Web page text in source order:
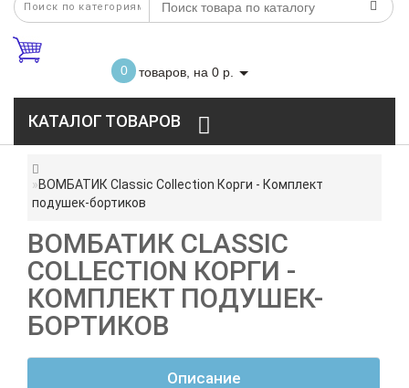
0 товаров, на 0 р.
КАТАЛОГ ТОВАРОВ
ВОМБАТИК Classic Collection Корги - Комплект
подушек-бортиков
ВОМБАТИК CLASSIC
COLLECTION КОРГИ -
КОМПЛЕКТ ПОДУШЕК-
БОРТИКОВ
Описание